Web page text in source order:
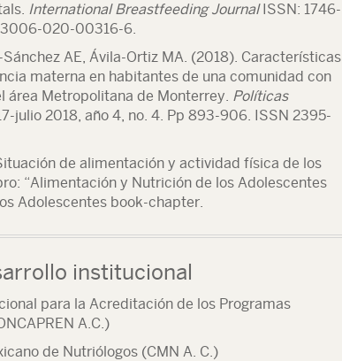
International Breastfeeding JournalISSN: 1746-
020-00316-6.
Sánchez AE, Ávila-Ortiz MA. (2018). Características
materna en habitantes de una comunidad con
área Metropolitana de Monterrey. Políticas
julio 2018, año 4, no. 4. Pp 893-906. ISSN 2395-
de alimentación y actividad física de los
“Alimentación y Nutrición de los Adolescentes
Adolescentes book-chapter.
institucional
para la Acreditación de los Programas
A.C.)
de Nutriólogos (CMN A. C.)